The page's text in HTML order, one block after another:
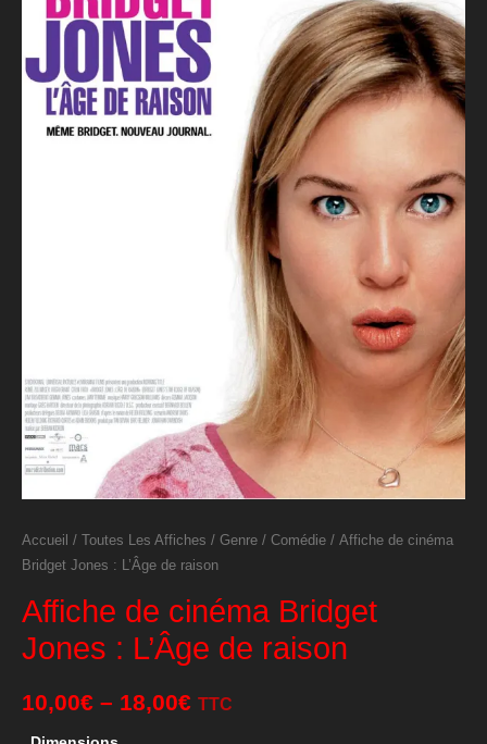
Accueil / Toutes Les Affiches / Genre / Comédie / Affiche de cinéma
Bridget Jones : L’Âge de raison
Affiche de cinéma Bridget
Jones : L’Âge de raison
10,00€ – 18,00€ TTC